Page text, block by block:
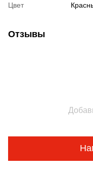
Цвет
Отзывы